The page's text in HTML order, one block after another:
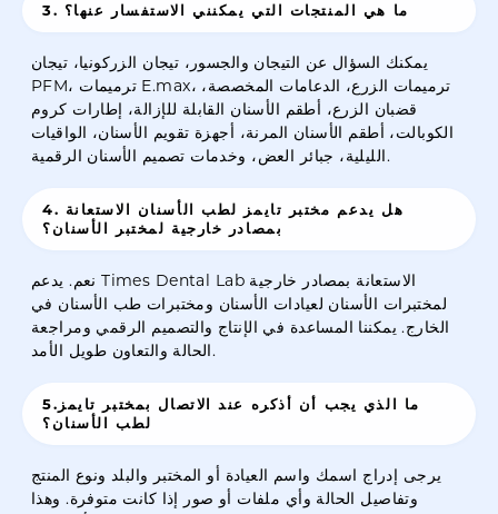
3. ما هي المنتجات التي يمكنني الاستفسار عنها؟
يمكنك السؤال عن التيجان والجسور، تيجان الزركونيا، تيجان
PFM، ترميمات E.max، ترميمات الزرع، الدعامات المخصصة،
قضبان الزرع، أطقم الأسنان القابلة للإزالة، إطارات كروم
الكوبالت، أطقم الأسنان المرنة، أجهزة تقويم الأسنان، الواقيات
الليلية، جبائر العض، وخدمات تصميم الأسنان الرقمية.
4. هل يدعم مختبر تايمز لطب الأسنان الاستعانة
بمصادر خارجية لمختبر الأسنان؟
نعم. يدعم Times Dental Lab الاستعانة بمصادر خارجية
لمختبرات الأسنان لعيادات الأسنان ومختبرات طب الأسنان في
الخارج. يمكننا المساعدة في الإنتاج والتصميم الرقمي ومراجعة
الحالة والتعاون طويل الأمد.
5.ما الذي يجب أن أذكره عند الاتصال بمختبر تايمز
لطب الأسنان؟
يرجى إدراج اسمك واسم العيادة أو المختبر والبلد ونوع المنتج
وتفاصيل الحالة وأي ملفات أو صور إذا كانت متوفرة. وهذا